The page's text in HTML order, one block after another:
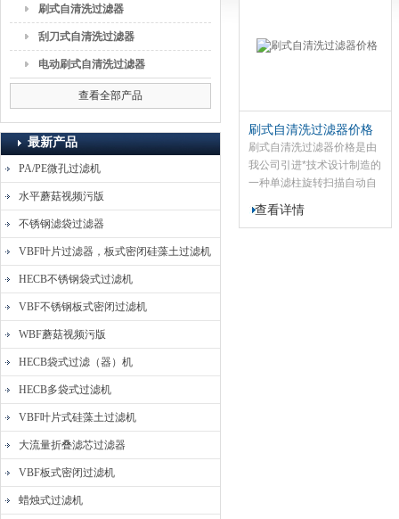
上海蘑菇视频流体分离技术有限公司
刷式自清洗过滤器
刮刀式自清洗过滤器
电动刷式自清洗过滤器
查看全部产品
最新产品
PA/PE微孔过滤机
水平蘑菇视频污版
不锈钢滤袋过滤器
VBF叶片过滤器，板式密闭硅藻土过滤机
HECB不锈钢袋式过滤机
VBF不锈钢板式密闭过滤机
WBF蘑菇视频污版
HECB袋式过滤（器）机
HECB多袋式过滤机
VBF叶片式硅藻土过滤机
大流量折叠滤芯过滤器
VBF板式密闭过滤机
蜡烛式过滤机
刷式自清洗过滤器价格
刷式自清洗过滤器价格是由
我公司引进*技术设计制造的
一种单滤柱旋转扫描自动自
清洗排污过滤器，能有效可
靠的滤除工业循环水及其它
查看详情